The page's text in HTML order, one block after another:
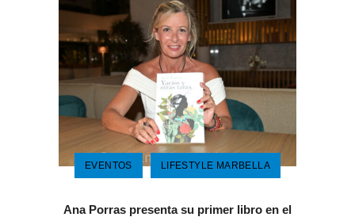
EVENTOS LIFESTYLE MARBELLA
Ana Porras presenta su primer libro en el